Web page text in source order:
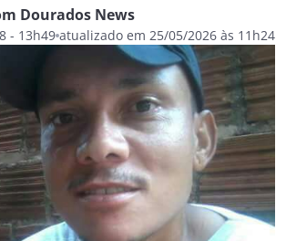
Dourados News
- 13h49 atualizado em 25/05/2026 às 11h24